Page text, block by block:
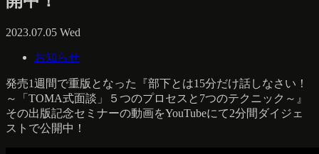
2023.07.05 Wed
お知らせ
発売1週間で重版となった『部下とは15分だけ話しなさい！
～「TOMA式面談」５つのプロセスと7つのテクニック～』
その出版記念セミナーの動画をYouTubeにて2分間ダイジェ
ストで公開中！